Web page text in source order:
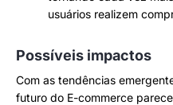
usuários realizem
Possíveis impactos
Com as tendências
futuro do E-commerce